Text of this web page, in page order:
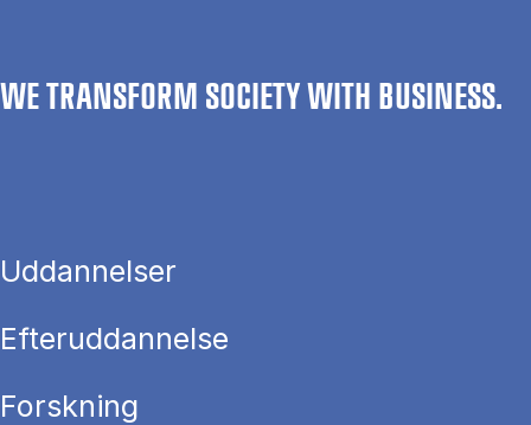
WE TRANSFORM SOCIETY WITH BUSINESS.
Uddannelser
Efteruddannelse
Forskning